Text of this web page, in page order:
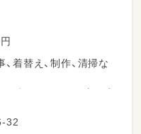
着替え、制作、清掃な
ブランクのある方も安
☆
32